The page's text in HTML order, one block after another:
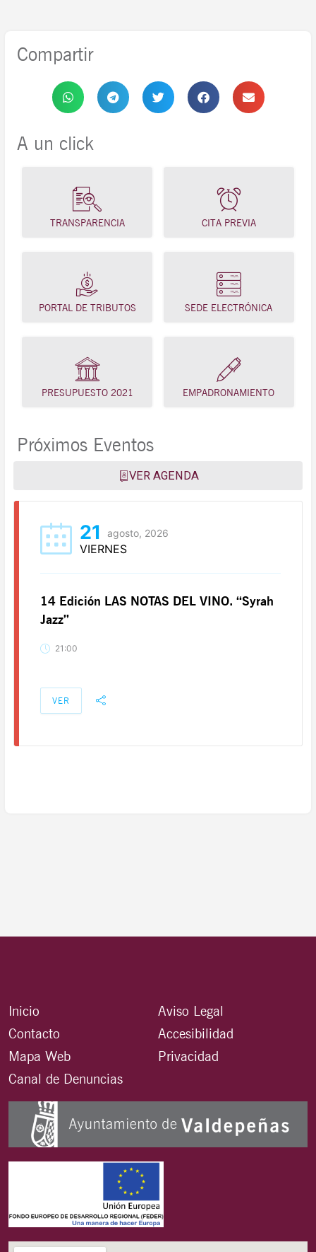
Compartir
A un click
TRANSPARENCIA CITA PREVIA
PORTAL DE TRIBUTOS SEDE ELECTRÓNICA
PRESUPUESTO 2021 EMPADRONAMIENTO
Próximos Eventos
VER AGENDA
21 agosto, 2026
VIERNES
14 Edición LAS NOTAS DEL VINO. “Syrah
Jazz”
21:00
VER
Inicio
Contacto
Mapa Web
Canal de Denuncias
Aviso Legal
Accesibilidad
Privacidad